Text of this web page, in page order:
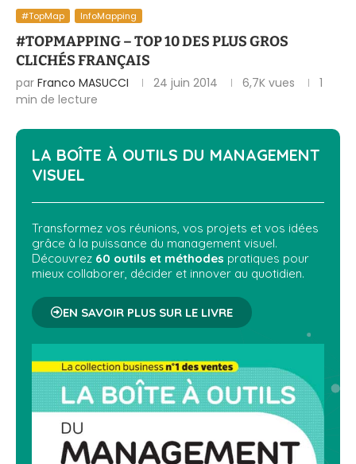
#TopMap InfoMapping
#TOPMAPPING – TOP 10 DES PLUS GROS
CLICHÉS FRANÇAIS
par Franco MASUCCI 24 juin 2014 6,7K vues
1
min de lecture
LA BOÎTE À OUTILS DU MANAGEMENT
VISUEL
Transformez vos réunions, vos projets et vos idées
grâce à la puissance du management visuel.
Découvrez 60 outils et méthodes pratiques pour
mieux collaborer, décider et innover au quotidien.
EN SAVOIR PLUS SUR LE LIVRE